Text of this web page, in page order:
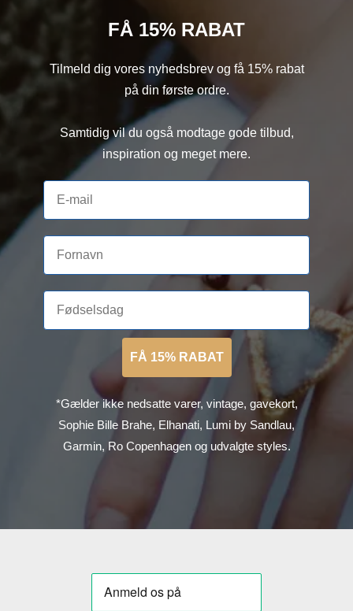
FÅ 15% RABAT
Tilmeld dig vores nyhedsbrev og få 15% rabat
på din første ordre.
Samtidig vil du også modtage gode tilbud,
inspiration og meget mere.
FÅ 15% RABAT
*Gælder ikke nedsatte varer, vintage, gavekort,
Sophie Bille Brahe, Elhanati, Lumi by Sandlau,
Garmin, Ro Copenhagen og udvalgte styles.